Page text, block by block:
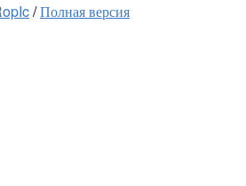
/Полная версия